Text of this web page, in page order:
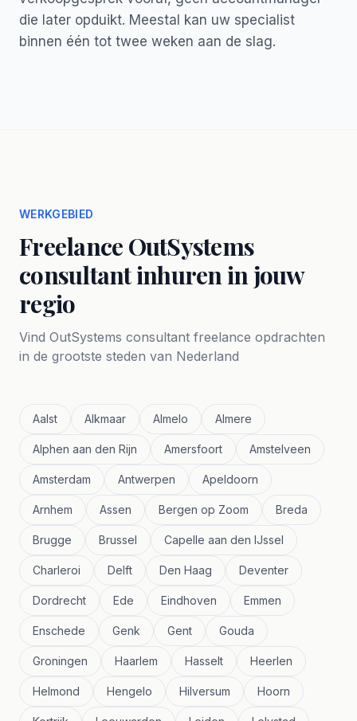
die later opduikt. Meestal kan uw specialist
binnen één tot twee weken aan de slag.
WERKGEBIED
Freelance OutSystems
consultant inhuren in jouw
regio
Vind OutSystems consultant freelance opdrachten
in de grootste steden van Nederland
Aalst Alkmaar Almelo Almere
Alphen aan den Rijn Amersfoort Amstelveen
Amsterdam Antwerpen Apeldoorn
Arnhem Assen Bergen op Zoom Breda
Brugge Brussel Capelle aan den IJssel
Charleroi Delft Den Haag Deventer
Dordrecht Ede Eindhoven Emmen
Enschede Genk Gent Gouda
Groningen Haarlem Hasselt Heerlen
Helmond Hengelo Hilversum Hoorn